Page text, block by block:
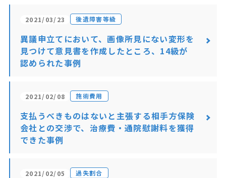
2021/03/23 後遺障害等級
異議申立てにおいて、画像所見にない変形を
見つけて意見書を作成したところ、14級が
認められた事例
2021/02/08 施術費用
支払うべきものはないと主張する相手方保険
会社との交渉で、治療費・通院慰謝料を獲得
できた事例
2021/02/05 過失割合